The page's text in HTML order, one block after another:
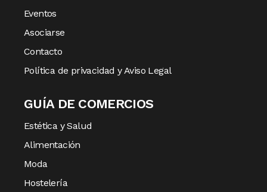
Eventos
Asociarse
Contacto
Política de privacidad y Aviso Legal
GUÍA DE COMERCIOS
Estética y Salud
Alimentación
Moda
Hostelería